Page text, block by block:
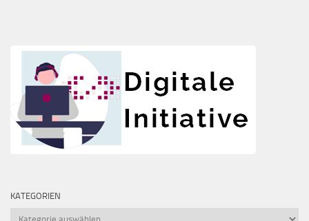
KATEGORIEN
Kategorien